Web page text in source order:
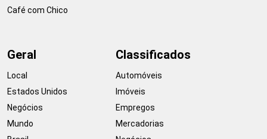
Café com Chico
Geral
Local
Estados Unidos
Negócios
Mundo
Classificados
Automóveis
Imóveis
Empregos
Mercadorias